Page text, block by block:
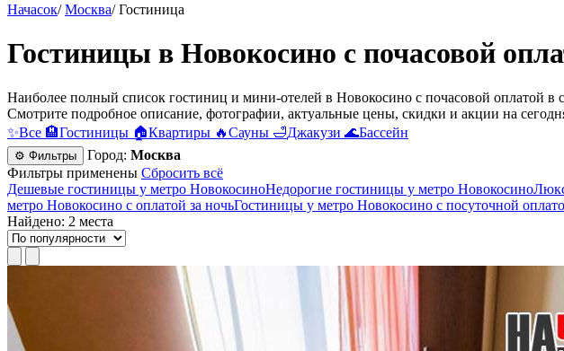
Начасок/ Москва/ Гостиница
Гостиницы в Новокосино c почасовой
Наиболее полный список гостиниц и мини-отелей в Новокосино c почасовой оплатой в
Смотрите подробное описание, фотографии, актуальные цены, скидки и акции на
✨Все 🏨Гостиницы 🏠Квартиры 🔥Сауны 🛁Джакузи 🌊Бассейн
⚙ Фильтры Город: Москва
Фильтры применены Сбросить всё
Дешевые гостиницы у метро НовокосиноНедорогие гостиницы у метро Новокосино
метро Новокосино с оплатой за ночьГостиницы у метро Новокосино c посуточной
Найдено: 2 места